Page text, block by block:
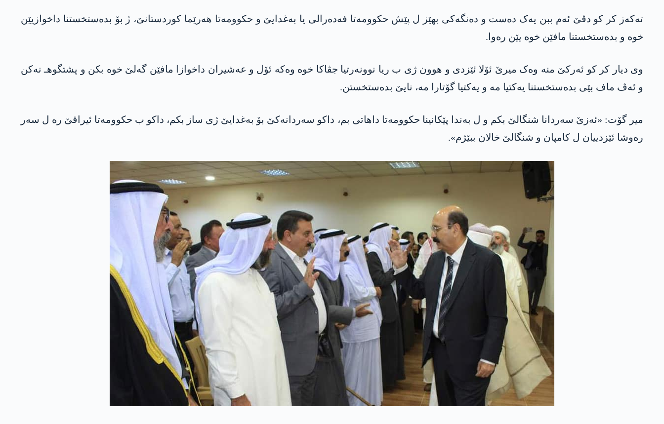
تەکەز کر کو دڤێ ئەم ببن یەک دەست و دەنگەکی بهێز ل پێش حکوومەتا فەدەرالی یا بەغدایێ و حکوومەتا هەرێما کوردستانێ، ژ بۆ بدەستخستنا داخوازیێن
خوە و بدەستخستنا مافێن خوە یێن رەوا.
وی دیار کر کو ئەرکێ منە وەک میرێ ئۆلا ئێزدی و هوون ژی ب ریا نوونەرتیا جڤاکا خوە وەکە ئۆل و عەشیران داخوازا مافێن گەلێ خوە بکن و پشتگوهـ نەکن
و ئەڤ ماف بێی بدەستخستنا یه‌كتیا مە و یەکتیا گۆتارا مە، نایێ بده‌ستخستن.
میر گۆت: «ئەزێ سەردانا شنگالێ بکم و ل بەندا پێکانینا حکوومەتا داهاتی بم، داکو سەردانەکێ بۆ بەغدایێ ژی ساز بکم، داکو ب حکوومەتا ئیراقێ رە ل سەر
رەوشا ئێزدییان ل کامپان و شنگالێ خالان ببێژم».